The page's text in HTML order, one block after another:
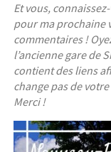
Et vous,
pour ma prochaine
commentaires !
l’ancienne gare de
contient des liens
change pas de
Merci !